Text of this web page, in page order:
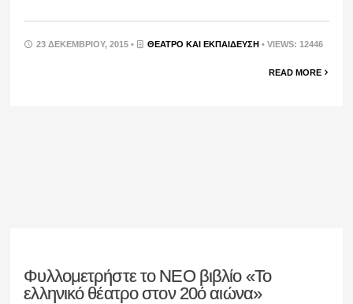
23 ΔΕΚΕΜΒΡΊΟΥ, 2015 • ΘΈΑΤΡΟ ΚΑΙ ΕΚΠΑΊΔΕΥΣΗ • VIEWS: 12446
READ MORE
Φυλλομετρήστε το ΝΕΟ βιβλίο «Το
ελληνικό θέατρο στον 20ό αιώνα»